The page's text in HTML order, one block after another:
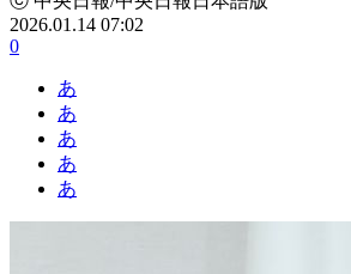
2026.01.14 07:02
0
あ
あ
あ
あ
あ